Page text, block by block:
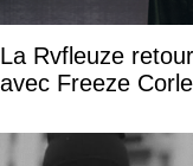
La Rvfleuze
avec Freeze